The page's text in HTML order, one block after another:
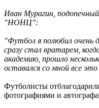
Иван Мурагин,
"НОНЦ":
"Футбол я полюбил очень
сразу стал вратарем,
академию, прошло
оставался со мной все
Футболисты
фотографиями и